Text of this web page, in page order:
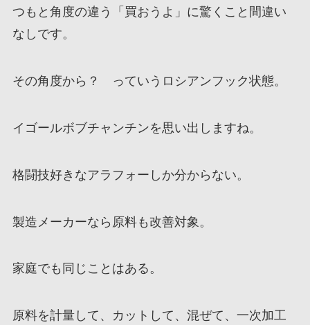
つもと角度の違う「買おうよ」に驚くこと間違い
なしです。
その角度から？ っていうロシアンフック状態。
イゴールボブチャンチンを思い出しますね。
格闘技好きなアラフォーしか分からない。
製造メーカーなら原料も改善対象。
家庭でも同じことはある。
原料を計量して、カットして、混ぜて、一次加工